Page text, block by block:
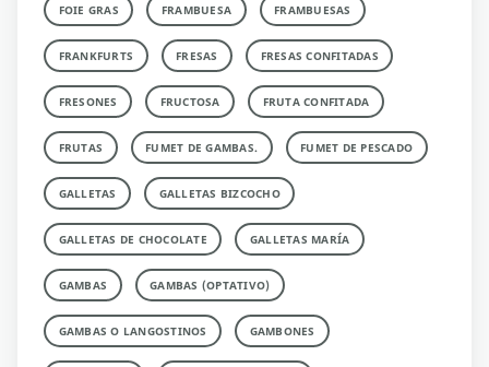
FOIE GRAS FRAMBUESA FRAMBUESAS
FRANKFURTS FRESAS FRESAS CONFITADAS
FRESONES FRUCTOSA FRUTA CONFITADA
FRUTAS FUMET DE GAMBAS. FUMET DE PESCADO
GALLETAS GALLETAS BIZCOCHO
GALLETAS DE CHOCOLATE GALLETAS MARÍA
GAMBAS GAMBAS (OPTATIVO)
GAMBAS O LANGOSTINOS GAMBONES